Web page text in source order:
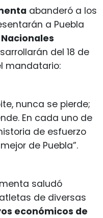
abanderó a los
a Puebla
del 18 de
mandatario:
nunca se pierde;
En cada uno de
de esfuerzo
de Puebla”.
saludó
de diversas
económicos de